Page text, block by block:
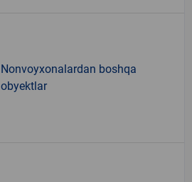
Nonvoyxonalardan boshqa
obyektlar